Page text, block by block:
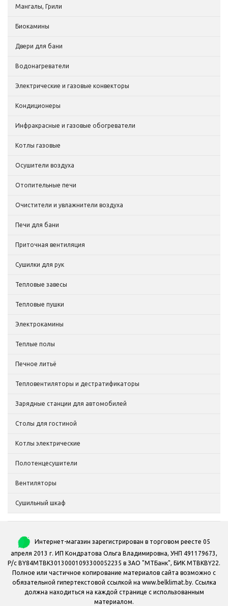
Мангалы, Грили
Биокамины
Двери для бани
Водонагреватели
Электрические и газовые конвекторы
Кондиционеры
Инфракрасные и газовые обогреватели
Котлы газовые
Осушители воздуха
Отопительные печи
Очистители и увлажнители воздуха
Печи для бани
Приточная вентиляция
Сушилки для рук
Тепловые завесы
Тепловые пушки
Электрокамины
Теплые полы
Печное литьё
Тепловентиляторы и дестратификаторы
Зарядные станции для автомобилей
Столы для гостиной
Котлы электрические
Полотенцесушители
Вентиляторы
Сушильный шкаф
Интернет-магазин зарегистрирован в торговом реесте 05
апреля 2013 г. ИП Кондратова Ольга Владимировна, УНП 491179673,
Р/с BY84MTBK30130001093300052235 в ЗАО "МТБанк", БИК MTBKBY22.
Полное или частичное копирование материалов сайта возможно с
обязательной гипертекстовой ссылкой на www.belklimat.by. Ссылка
должна находиться на каждой странице с использованным
материалом.